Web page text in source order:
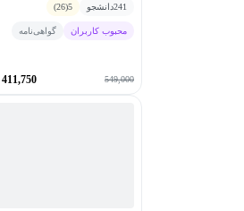
241دانشجو 5
(26)
محبوب کاربران گواهی‌نامه
549,000
411,750